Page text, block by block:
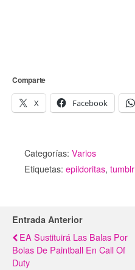
Comparte
X Facebook
Categorías: Varios
Etiquetas: epildoritas, tumblr
Entrada Anterior
EA Sustituirá Las Balas Por
Bolas De Paintball En Call Of
Duty